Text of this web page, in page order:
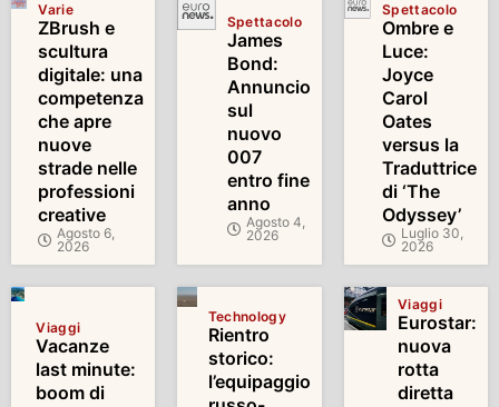
Varie
ZBrush e
scultura
digitale: una
competenza
che apre
nuove
strade nelle
professioni
creative
Agosto 6,
2026
Spettacolo
James
Bond:
Annuncio
sul
nuovo
007
entro fine
anno
Agosto 4,
2026
Spettacolo
Ombre e
Luce:
Joyce
Carol
Oates
versus la
Traduttrice
di ‘The
Odyssey’
Luglio 30,
2026
Viaggi
Vacanze
last minute:
boom di
Technology
Rientro
storico:
l’equipaggio
Viaggi
Eurostar:
nuova
rotta
diretta